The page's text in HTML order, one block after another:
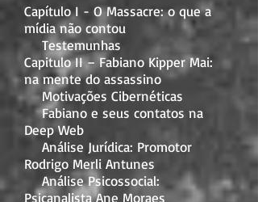
Capítulo I - O Massacre: o que a
mídia não contou
Testemunhas
Capitulo II – Fabiano Kipper Mai:
na mente do assassino
Motivações Cibernéticas
Fabiano e seus contatos na
Deep Web
Análise Jurídica: Promotor
Rodrigo Merli Antunes
Análise Psicossocial:
Psicanalista Ane Moraes